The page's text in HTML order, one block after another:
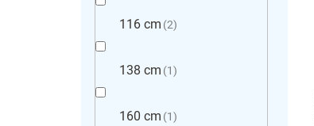
116 cm 2
138 cm 1
160 cm 1